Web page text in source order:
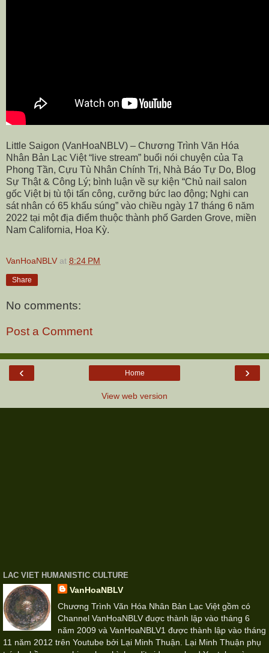
Little Saigon (VanHoaNBLV) – Chương Trình Văn Hóa
Nhân Bản Lạc Việt “live stream” buổi nói chuyện của Tạ
Phong Tần, Cựu Tù Nhân Chính Trị, Nhà Báo Tự Do, Blog
Sự Thật & Công Lý; bình luận về sự kiện “Chủ nail salon
gốc Việt bị tù tội tấn công, cưỡng bức lao động; Nghi can
sát nhân có 65 khẩu súng” vào chiều ngày 17 tháng 6 năm
2022 tại một địa điểm thuộc thành phố Garden Grove, miền
Nam California, Hoa Kỳ.
VanHoaNBLV at 8:24 PM
Share
No comments:
Post a Comment
‹ ›
Home
View web version
LAC VIET HUMANISTIC CULTURE
VanHoaNBLV
Chương Trình Văn Hóa Nhân Bản Lạc Việt gồm có
Channel VanHoaNBLV đuợc thành lập vào tháng 6
năm 2009 và VanHoaNBLV1 được thành lập vào tháng
11 năm 2012 trên Youtube bởi Lại Minh Thuận. Lại Minh Thuận phụ